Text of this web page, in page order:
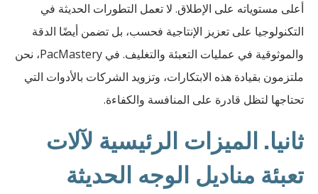
أعلى مستوياته على الإطلاق. لا تعمل التطورات الحديثة في
التكنولوجيا على تعزيز الإنتاجية فحسب، بل تضمن أيضًا الدقة
والموثوقية في عمليات التعبئة والتغليف. في PacMastery، نحن
ملتزمون بقيادة هذه الابتكارات، وتزويد الشركات بالأدوات التي
تحتاجها لتظل قادرة على المنافسة والكفاءة.
ثانيا. الميزات الرئيسية لآلات
تعبئة مناديل الوجه الحديثة